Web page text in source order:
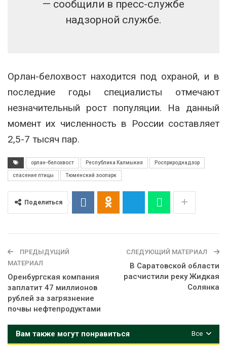
— сообщили в пресс-службе
надзорной службе.
Орлан-белохвост находится под охраной, и в
последние годы специалисты отмечают
незначительный рост популяции. На данный
момент их численность в России составляет
2,5-7 тысяч пар.
орлан-белохвост Республика Калмыкия Росприроднадзор
спасение птицы Тюменский зоопарк
Поделиться
ПРЕДЫДУЩИЙ
МАТЕРИАЛ
Оренбургская компания
заплатит 47 миллионов
рублей за загрязнение
почвы нефтепродуктами
СЛЕДУЮЩИЙ МАТЕРИАЛ
В Саратовской области
расчистили реку Жидкая
Солянка
Все
Вам также могут понравиться